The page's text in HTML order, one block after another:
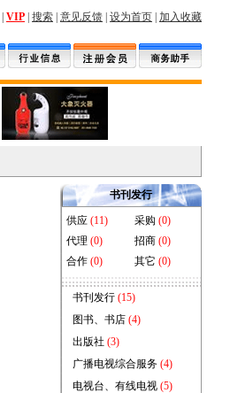
VIP 搜索 意见反馈 设为首页 加入收藏
书刊发行
供应 (11) 采购 (0)
代理 (0) 招商 (0)
合作 (0) 其它 (0)
书刊发行 (15)
图书、书店 (4)
出版社 (3)
广播电视综合服务 (4)
电视台、有线电视 (5)